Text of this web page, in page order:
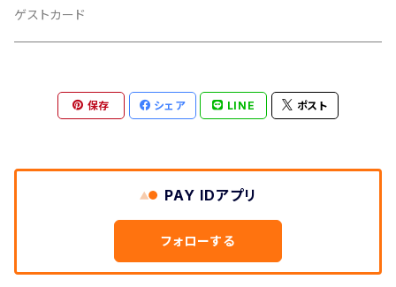
ゲストカード
保存 シェア LINE ポスト
PAY IDアプリ
フォローする